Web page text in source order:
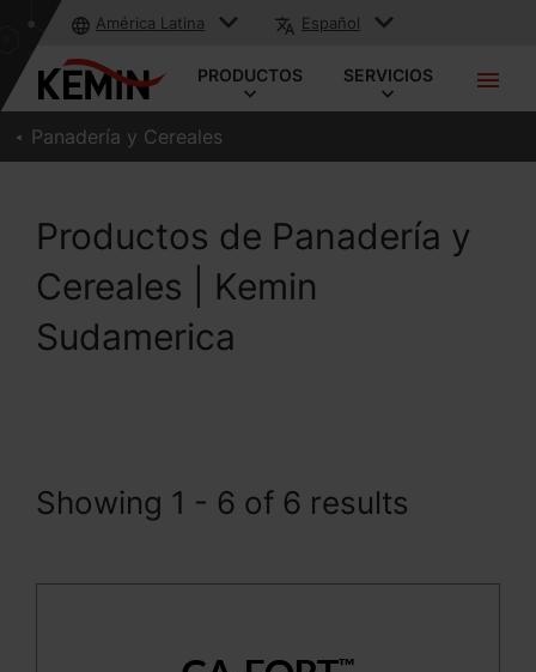
América Latina Español
PRODUCTOS SERVICIOS
Panadería y Cereales
Productos de Panadería y
Cereales | Kemin
Sudamerica
Showing 1 - 6 of 6 results